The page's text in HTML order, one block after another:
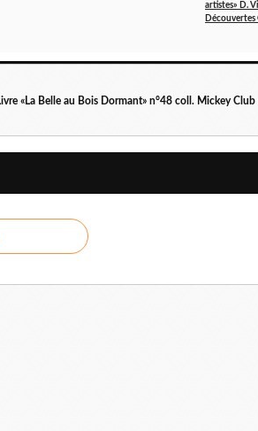
artistes» D.
Découvertes